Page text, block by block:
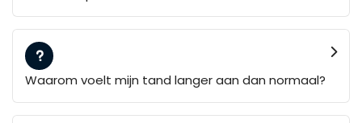
Waarom voelt mijn tand langer aan dan normaal?